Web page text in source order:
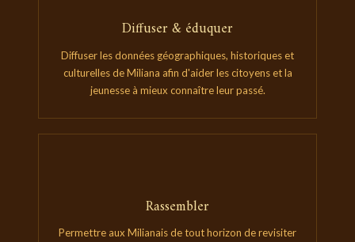
Diffuser & éduquer
Diffuser les données géographiques, historiques et
culturelles de Miliana afin d'aider les citoyens et la
jeunesse à mieux connaître leur passé.
Rassembler
Permettre aux Milianais de tout horizon de revisiter